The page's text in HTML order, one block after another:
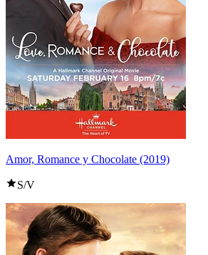
Amor, Romance y Chocolate (2019)
S/V